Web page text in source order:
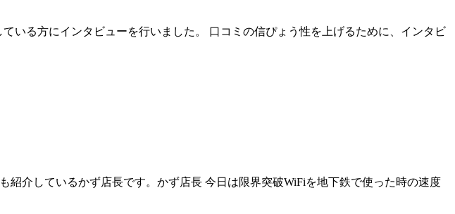
いる方にインタビューを行いました。 口コミの信ぴょう性を上げるために、インタビ
紹介しているかず店長です。かず店長 今日は限界突破WiFiを地下鉄で使った時の速度